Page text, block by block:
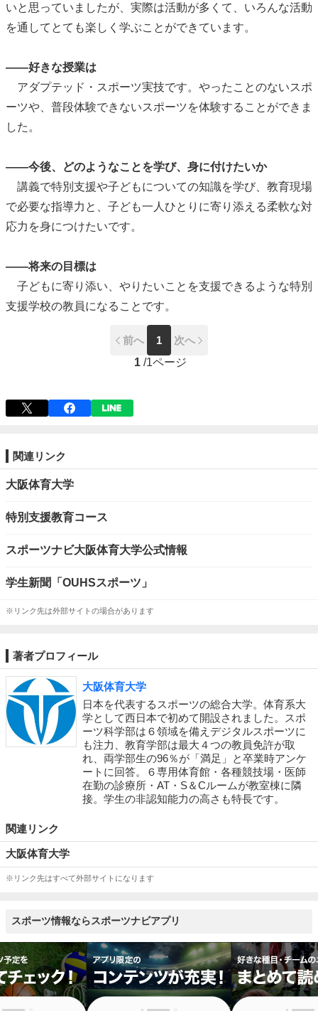
いと思っていましたが、実際は活動が多くて、いろんな活動
を通してとても楽しく学ぶことができています。
――好きな授業は
アダプテッド・スポーツ実技です。やったことのないスポ
ーツや、普段体験できないスポーツを体験することができま
した。
――今後、どのようなことを学び、身に付けたいか
講義で特別支援や子どもについての知識を学び、教育現場
で必要な指導力と、子ども一人ひとりに寄り添える柔軟な対
応力を身につけたいです。
――将来の目標は
子どもに寄り添い、やりたいことを支援できるような特別
支援学校の教員になることです。
前へ 1
次へ
1 /1ページ
関連リンク
大阪体育大学
特別支援教育コース
スポーツナビ大阪体育大学公式情報
学生新聞「OUHSスポーツ」
※リンク先は外部サイトの場合があります
著者プロフィール
大阪体育大学
日本を代表するスポーツの総合大学。体育系大
学として西日本で初めて開設されました。スポ
ーツ科学部は６領域を備えデジタルスポーツに
も注力、教育学部は最大４つの教員免許が取
れ、両学部生の96％が「満足」と卒業時アンケ
ートに回答。６専用体育館・各種競技場・医師
在勤の診療所・AT・S＆Cルームが教室棟に隣
接。学生の非認知能力の高さも特長です。
関連リンク
大阪体育大学
※リンク先はすべて外部サイトになります
スポーツ情報ならスポーツナビアプリ